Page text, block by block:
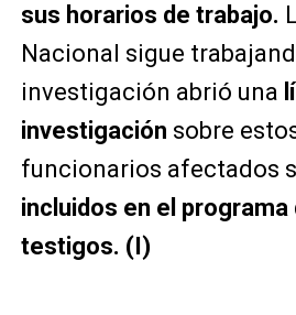
sus horarios de trabajo.
Nacional sigue
investigación abrió una
investigación sobre
funcionarios afectados
incluidos en el
testigos. (I)